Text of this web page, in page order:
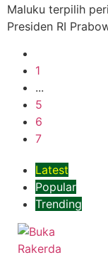
Maluku terpilih
Presiden RI
1
...
5
6
7
Latest
Popular
Trending